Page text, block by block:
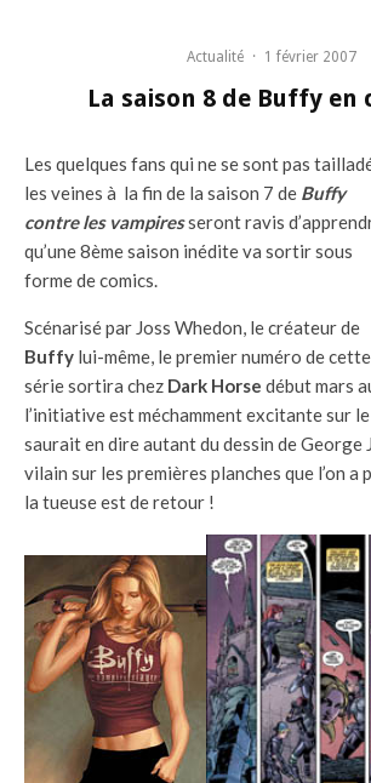
Actualité · 1 février 2007
La saison 8 de Buffy en
Les quelques fans qui ne se sont pas
les veines à la fin de la saison 7 de Buffy
contre les vampiresseront ravis
qu’une 8ème saison inédite va sortir sous
forme de comics.
Scénarisé par Joss Whedon, le créateur de
Buffy lui-même, le premier numéro de
série sortira chez Dark Horse début mars
l’initiative est méchamment excitante sur
saurait en dire autant du dessin de George
vilain sur les premières planches que l’on a
la tueuse est de retour !